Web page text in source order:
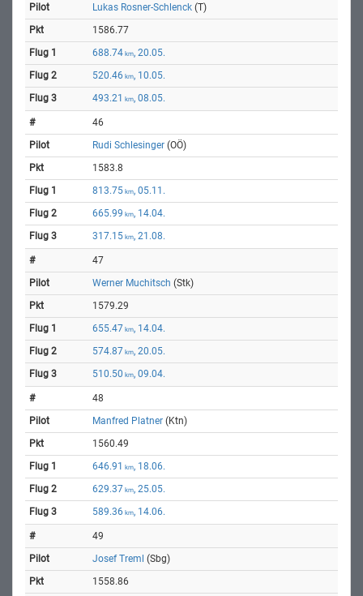
Lukas Rosner-Schlenck (T)
1586.77
688.74 km, 20.05.
520.46 km, 10.05.
493.21 km, 08.05.
46
Rudi Schlesinger (OÖ)
1583.8
813.75 km, 05.11.
665.99 km, 14.04.
317.15 km, 21.08.
47
Werner Muchitsch (Stk)
1579.29
655.47 km, 14.04.
574.87 km, 20.05.
510.50 km, 09.04.
48
Manfred Platner (Ktn)
1560.49
646.91 km, 18.06.
629.37 km, 25.05.
589.36 km, 14.06.
49
Josef Treml (Sbg)
1558.86